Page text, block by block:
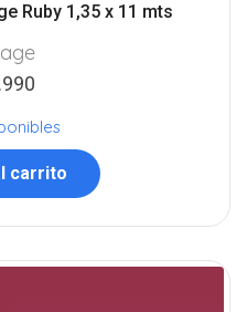
Ruby 1,35 x 11 mts
carrito